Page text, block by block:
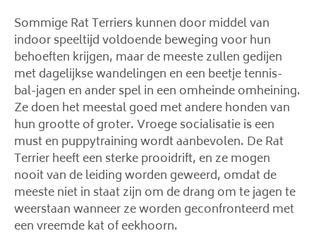
Sommige Rat Terriers kunnen door middel van
indoor speeltijd voldoende beweging voor hun
behoeften krijgen, maar de meeste zullen gedijen
met dagelijkse wandelingen en een beetje tennis-
bal-jagen en ander spel in een omheinde omheining.
Ze doen het meestal goed met andere honden van
hun grootte of groter. Vroege socialisatie is een
must en puppytraining wordt aanbevolen. De Rat
Terrier heeft een sterke prooidrift, en ze mogen
nooit van de leiding worden geweerd, omdat de
meeste niet in staat zijn om de drang om te jagen te
weerstaan ​​wanneer ze worden geconfronteerd met
een vreemde kat of eekhoorn.